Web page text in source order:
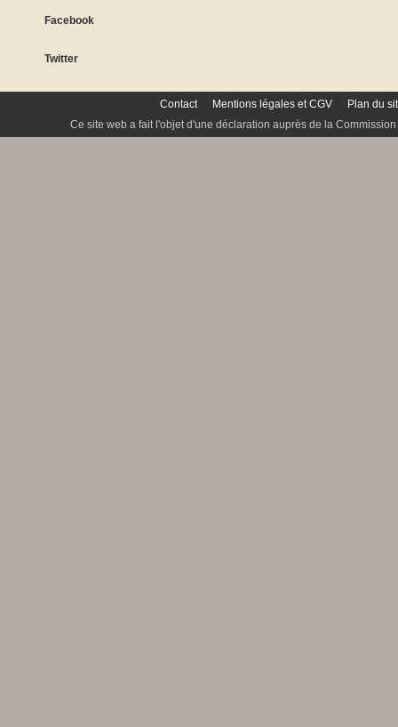
Facebook
Twitter
Contact Mentions légales et CGV
Plan du
Ce site web a fait l'objet d'une déclaration auprès de la